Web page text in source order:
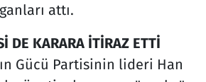
attı.
DE KARARA İTİRAZ ETTİ
Gücü Partisinin lideri Han